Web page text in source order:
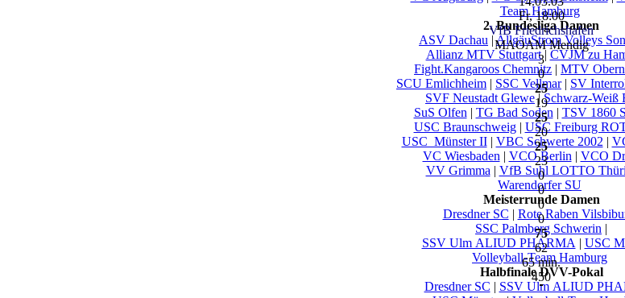
Team Hamburg
2. Bundesliga Damen
ASV Dachau |AllgäuStrom Volleys
Allianz MTV Stuttgart| CVJM zu
Fight.Kangaroos Chemnitz | MTV
SCU Emlichheim | SSC Vellmar| SV
SVF Neustadt Glewe|Schwarz-Weiß
SuS Olfen | TG Bad Soden | TSV 1860
USC Braunschweig| USC Freiburg
USC_Münster II| VBC Schwerte 2002 |
VC Wiesbaden | VCO Berlin | VCO
VV Grimma | VfB Suhl LOTTO
Warendorfer SU
Meisterrunde Damen
Dresdner SC | Rote Raben
SSC Palmberg Schwerin |
SSV Ulm ALIUD PHARMA | USC
Volleyball-Team Hamburg
Halbfinale DVV-Pokal
Dresdner SC | SSV Ulm ALIUD
Fr, 18:00
VfB Friedrichshafen
MAOAM Mendig
3
0
25
19
25
20
25
23
0
0
0
0
75
62
65 min.
450